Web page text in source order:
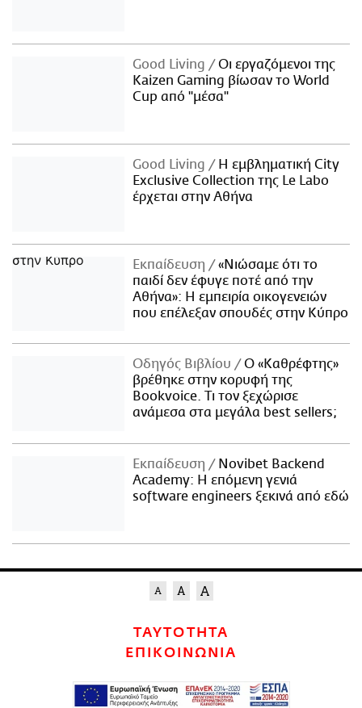
Good Living
Οι εργαζόμενοι της
Kaizen Gaming βίωσαν το World
Cup από "μέσα"
Good Living
Η εμβληματική City
Exclusive Collection της Le Labo
έρχεται στην Αθήνα
Εκπαίδευση
«Νιώσαμε ότι το
παιδί δεν έφυγε ποτέ από την
Αθήνα»: Η εμπειρία οικογενειών
που επέλεξαν σπουδές στην Κύπρο
Οδηγός Βιβλίου
Ο «Καθρέφτης»
βρέθηκε στην κορυφή της
Bookvoice. Τι τον ξεχώρισε
ανάμεσα στα μεγάλα best sellers;
Εκπαίδευση
Novibet Backend
Academy: Η επόμενη γενιά
software engineers ξεκινά από εδώ
ΤΑΥΤΟΤΗΤΑ
ΕΠΙΚΟΙΝΩΝΙΑ